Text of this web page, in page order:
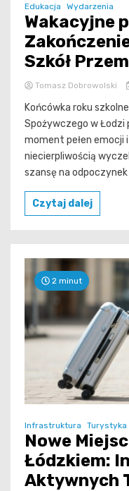
Edukacja Wydarzenia
Wakacyjne
Szkół
Tomasz Dobrowolski
Końcówka roku
Spożywczego w Łodzi
moment pełen emocji
niecierpliwością
szansę na odpoczynek
Czytaj dalej
2 minut
Infrastruktura Turystyka
Nowe
Łódzkiem:
Aktywnych